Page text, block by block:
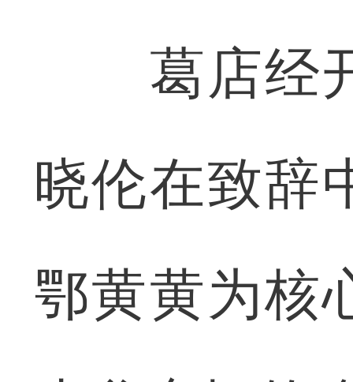
葛店经开
晓伦在致辞
鄂黄黄为核